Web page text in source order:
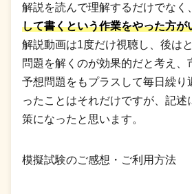
解説を読んで理解するだけでなく、
して書くという作業をやった方が
解説動画は1度だけ視聴し、後は
問題を解くのが効果的だと考え、
予想問題をもプラスして毎日繰り
ったことはそれだけですが、記述
策になったと思います。
模擬試験のご感想・ご利用方法